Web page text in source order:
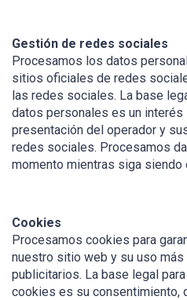
Gestión de redes sociales
Procesamos los datos
sitios oficiales de redes
las redes sociales. La base
datos personales es un
presentación del operador y
redes sociales. Procesamos
momento mientras siga siendo
Cookies
Procesamos cookies para
nuestro sitio web y su uso
publicitarios. La base legal
cookies es su consentimiento,